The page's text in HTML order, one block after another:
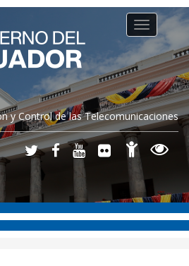
y Control de las Telecomunicaciones
Toggle
navigation